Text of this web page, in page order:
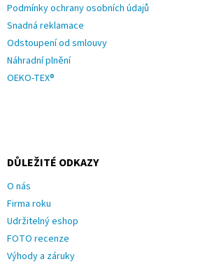
Podmínky ochrany osobních údajů
Snadná reklamace
Odstoupení od smlouvy
Náhradní plnění
OEKO-TEX®
DŮLEŽITÉ ODKAZY
O nás
Firma roku
Udržitelný eshop
FOTO recenze
Výhody a záruky